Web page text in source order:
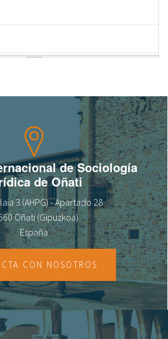
de Sociología
de Oñati
3 (AHPG) - Apartado 28
Oñati (Gipuzkoa)
España
CON NOSOTROS